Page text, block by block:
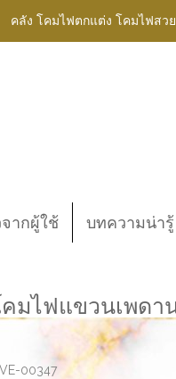
คลัง โคมไฟตกแต่ง โคมไฟสว
ากผู้ใช้ บทความน่ารู้
คมไฟแขวนเพดา
00347